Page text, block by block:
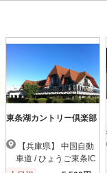
東条湖カントリー倶楽部
車道 / ひょうご東条IC